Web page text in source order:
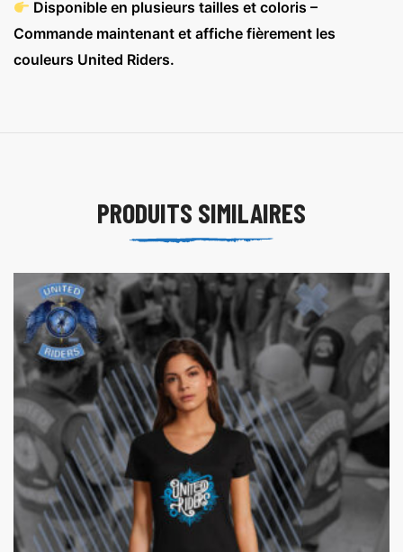
Disponible en plusieurs tailles et coloris –
Commande maintenant et affiche fièrement les
couleurs United Riders.
PRODUITS SIMILAIRES